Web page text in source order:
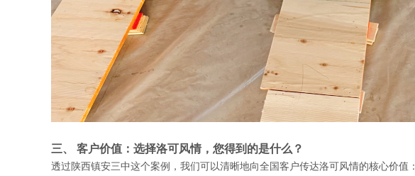
三、 客户价值：选择洛可风情，您得到的是什么？
透过陕西镇安三中这个案例，我们可以清晰地向全国客户传达洛可风情的核心价值：